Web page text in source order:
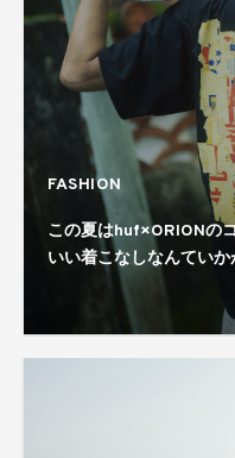
FASHION
この夏はhuf×ORIONの
いい着こなしなんてい